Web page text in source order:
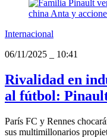
Internacional
06/11/2025
10:41
Rivalidad en
al fútbol:
París FC y Rennes
sus multimillonarios